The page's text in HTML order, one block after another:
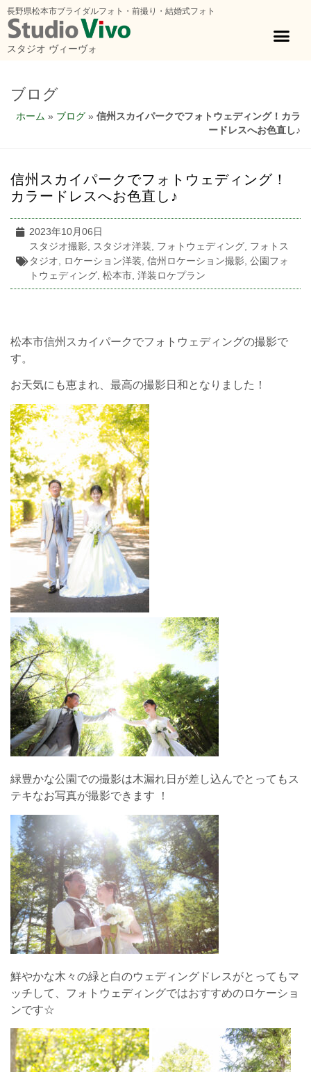
長野県松本市ブライダルフォト・前撮り・結婚式フォト
スタジオ ヴィーヴォ
ブログ
ホーム » ブログ » 信州スカイパークでフォトウェディング！カラ
ードレスへお色直し♪
信州スカイパークでフォトウェディング！
カラードレスへお色直し♪
2023年10月06日
スタジオ撮影
スタジオ洋装 フォトウェディング フォトス
タジオ
ロケーション洋装 信州ロケーション撮影 公園フォ
トウェディング 松本市 洋装ロケプラン
松本市信州スカイパークでフォトウェディングの撮影で
す。
お天気にも恵まれ、最高の撮影日和となりました！
緑豊かな公園での撮影は木漏れ日が差し込んでとってもス
テキなお写真が撮影できます ！
鮮やかな木々の緑と白のウェディングドレスがとってもマ
ッチして、フォトウェディングではおすすめのロケーショ
ンです☆